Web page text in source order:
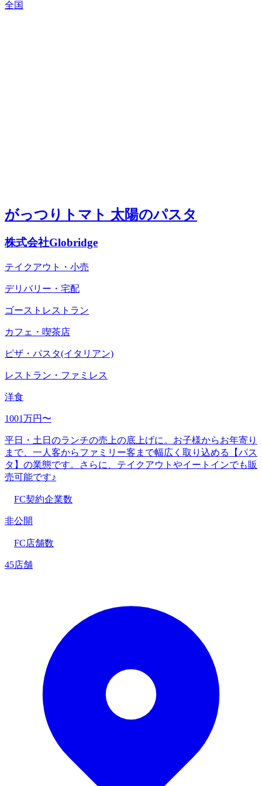
全国
がっつりトマト 太陽のパスタ
株式会社Globridge
テイクアウト・小売
デリバリー・宅配
ゴーストレストラン
カフェ・喫茶店
ピザ・パスタ(イタリアン)
レストラン・ファミレス
洋食
1001万円〜
平日・土日のランチの売上の底上げに。お子様からお年寄り
まで、一人客からファミリー客まで幅広く取り込める【パス
タ】の業態です。さらに、テイクアウトやイートインでも販
売可能です♪
FC契約企業数
非公開
FC店舗数
45店舗